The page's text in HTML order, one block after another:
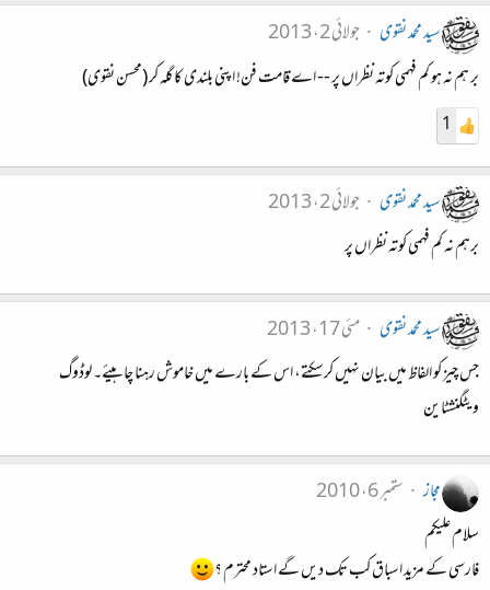
سید محمد نقوی
جولائی 2، 2013
بر ہم نہ ہو کم فہمی کوتہ نظراں پر -- اے قامت فن! اپنی بلندی کا گلہ کر (محسن نقوی)
1
سید محمد نقوی
جولائی 2، 2013
برہم نہ کم فہمی کوتہ نظراں پر
سید محمد نقوی
مئی 17، 2013
جس چیز کو الفاظ میں بیان نہیں کرسکتے، اس کے بارے میں خاموش رہنا چاہیئے۔ لوڈوگ
ویٹگنشٹاین
مجاز
ستمبر 6، 2010
سلام علیکم
فارسی کے مزید اسباق کب تک دیں گے استاد محترم ؟